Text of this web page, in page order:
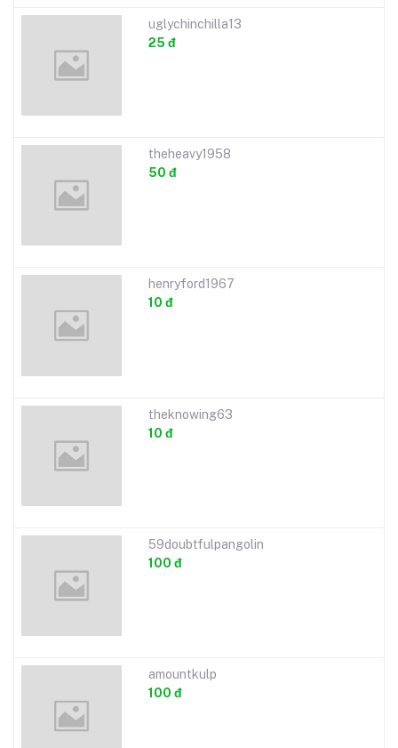
uglychinchilla13
25 đ
theheavy1958
50 đ
henryford1967
10 đ
theknowing63
10 đ
59doubtfulpangolin
100 đ
amountkulp
100 đ